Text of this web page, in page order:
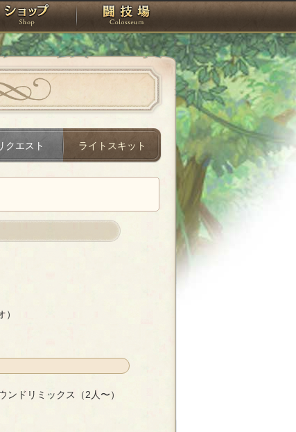
オ ショップ 闘技場
クエスト ライトスキット
2人〜）
ンドリミックス（2人〜）